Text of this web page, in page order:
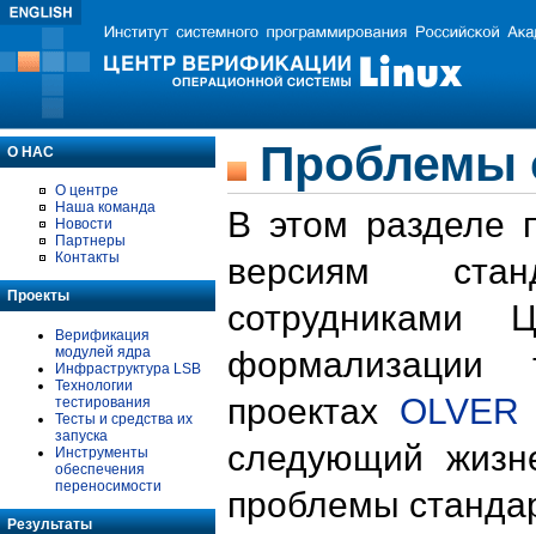
О НАС
О центре
Наша команда
Новости
Партнеры
Контакты
Проекты
Верификация
модулей ядра
Инфраструктура LSB
Технологии
тестирования
Тесты и средства их
запуска
Инструменты
обеспечения
переносимости
Результаты
Проблемы
В этом разделе
версиям
формализации
проектах OLVER
следующий
проблемы